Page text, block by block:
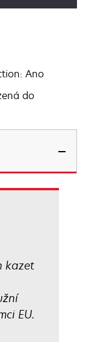
Ano
do
kazet
EU.